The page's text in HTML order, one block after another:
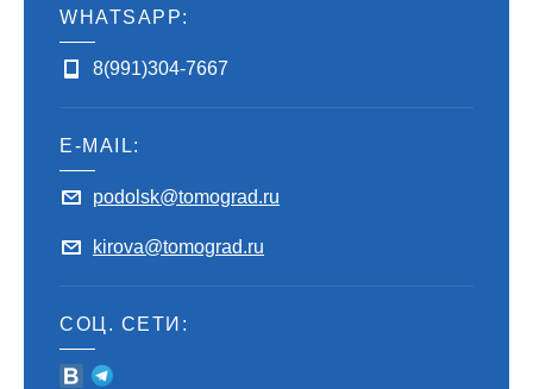
WHATSAPP:
8(991)304-7667
E-MAIL:
podolsk@tomograd.ru
kirova@tomograd.ru
СОЦ. СЕТИ: